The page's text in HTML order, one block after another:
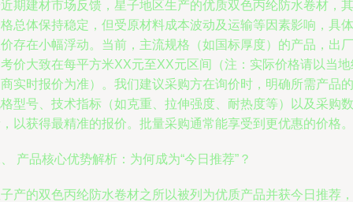
期建材市场反馈，星子地区生产的优质双色丙纶防水卷材，其
总体保持稳定，但受原材料成本波动及运输等因素影响，具体
存在小幅浮动。当前，主流规格（如国标厚度）的产品，出厂
价大致在每平方米XX元至XX元区间（注：实际价格请以当地
实时报价为准）。我们建议采购方在询价时，明确所需产品的
型号、技术指标（如克重、拉伸强度、耐热度等）以及采购数
以获得最精准的报价。批量采购通常能享受到更优惠的价格。
产品核心优势解析：为何成为“今日推荐”？
产的双色丙纶防水卷材之所以被列为优质产品并获今日推荐，